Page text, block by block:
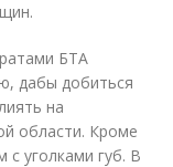
БТА
дабы добиться
на
области. Кроме
с уголками губ. В